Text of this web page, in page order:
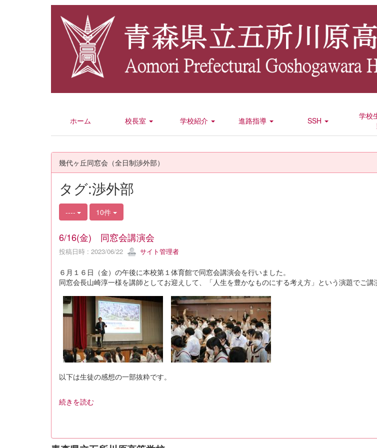
ホーム 校長室 学校紹介 進路指導 SSH
学校
幾代ヶ丘同窓会（全日制渉外部）
タグ:渉外部
---- 10件
6/16(金) 同窓会講演会
投稿日時 : 2023/06/22 サイト管理者
６月１６日（金）の午後に本校第１体育館で同窓会講演会を行いました。
同窓会長山崎淳一様を講師としてお迎えして、「人生を豊かなものにする考え方」という演題でご講
以下は生徒の感想の一部抜粋です。
続きを読む